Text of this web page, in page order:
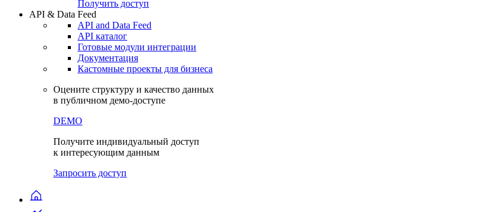
Откройте глобальную базу данных
Получить доступ
API & Data Feed
API and Data Feed
API каталог
Документация
Кастомные проекты для бизнеса
Оцените структуру и качество данных
в публичном демо-доступе
DEMO
Получите индивидуальный доступ